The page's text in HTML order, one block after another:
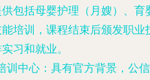
供包括母婴护理（月嫂）、育
培训，课程结束后颁发职业
习和就业。
训中心 ：具有官方背景，公信